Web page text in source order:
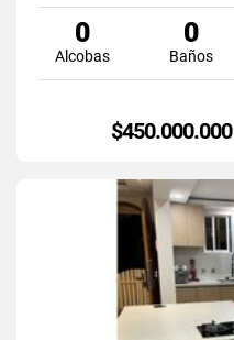
0
Alcobas
0
Baños
$450.000.000